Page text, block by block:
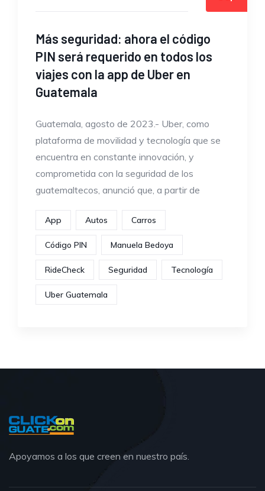
Más seguridad: ahora el código
PIN será requerido en todos los
viajes con la app de Uber en
Guatemala
Guatemala, agosto de 2023.- Uber, como
plataforma de movilidad y tecnología que se
encuentra en constante innovación, y
comprometida con la seguridad de los
guatemaltecos, anunció que, a partir de
App Autos Carros
Código PIN Manuela Bedoya
RideCheck Seguridad Tecnología
Uber Guatemala
Apoyamos a los que creen en nuestro país.